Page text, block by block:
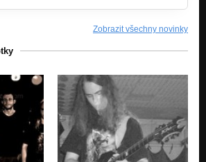
Zobrazit všechny novinky